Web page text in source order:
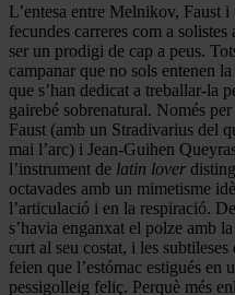
L’entesa entre Melnikov, Faust
fecundes carreres com a
ser un prodigi de cap a peus.
campanar que no sols entenen
que s’han dedicat a treballar-la
gairebé sobrenatural. Només
Faust (amb un Stradivarius del
mai l’arc) i Jean-Guihen
l’instrument de latin lover
octavades amb un mimetisme
l’articulació i en la respiració.
s’havia enganxat el polze amb
curt al seu costat, i les
feien que l’estómac estigués en
pessigolleig feliç. Perquè més